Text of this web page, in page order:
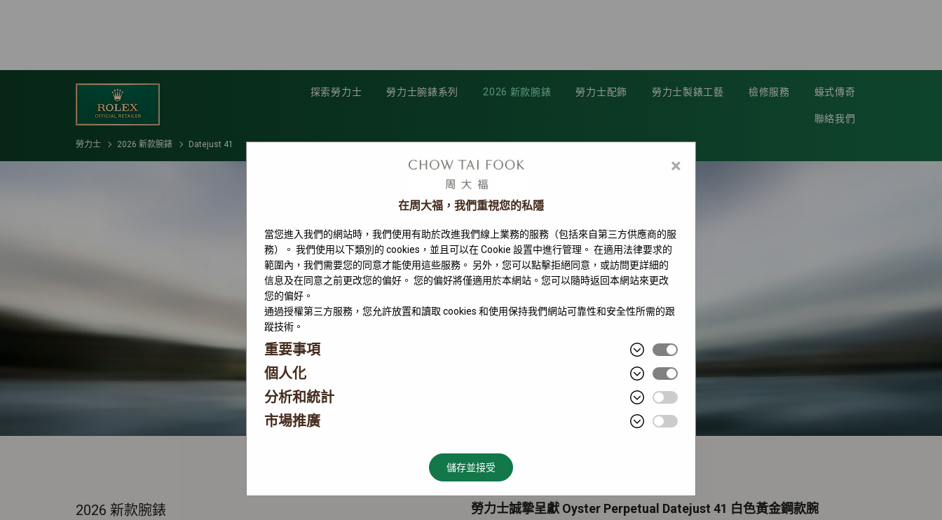
探索勞力士 勞力士腕錶系列 2026 新款腕錶 勞力士配飾 勞力士製錶工藝 檢修服務 蠔式傳奇
聯絡我們
勞力士 2026 新款腕錶 Datejust 41
2026 新款腕錶
勞力士誠摯呈獻 Oyster Perpetual Datejust 41 白色黃金鋼款腕
×
在周大福，我們重視您的私隱
當您進入我們的網站時，我們使用有助於改進我們線上業務的服務（包括來自第三方供應商的服
務）。 我們使用以下類別的 cookies，並且可以在 Cookie 設置中進行管理。 在適用法律要求的
範圍內，我們需要您的同意才能使用這些服務。 另外，您可以點擊拒絕同意，或訪問更詳細的
信息及在同意之前更改您的偏好。 您的偏好將僅適用於本網站。您可以隨時返回本網站來更改
您的偏好。
通過授權第三方服務，您允許放置和讀取 cookies 和使用保持我們網站可靠性和安全性所需的跟
蹤技術。
重要事項
個人化
分析和統計
市場推廣
儲存並接受